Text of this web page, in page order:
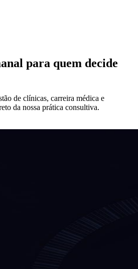
para quem decide
de clínicas, carreira médica e
da nossa prática consultiva.